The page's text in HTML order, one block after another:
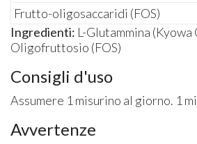
Frutto-oligosaccaridi (FOS)
Ingredienti: L-Glutammina
Oligofruttosio (FOS)
Consigli d'uso
Assumere 1 misurino al giorno. 1
Avvertenze